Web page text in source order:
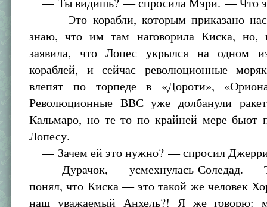
— Это корабли, которым приказано
знаю, что им там наговорила Киска, но,
заявила, что Лопес укрылся на одном
кораблей, и сейчас революционные
влепят по торпеде в «Дороти»,
Революционные ВВС уже долбанули
Кальмаро, но те то по крайней мере бьют
Лопесу.
— Зачем ей это нужно? — спросил
— Дурачок, — усмехнулась Соледад. —
понял, что Киска — это такой же человек
наш уважаемый Анхель?! Я же говорю: